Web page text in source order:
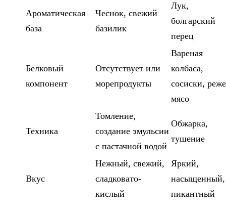
Ароматическая
база
Чеснок, свежий
базилик
Лук,
болгарский
перец
Белковый
компонент
Отсутствует или
морепродукты
Вареная
колбаса,
сосиски, реже
мясо
Техника
Томление,
создание эмульсии
с пастачной водой
Обжарка,
тушение
Вкус
Нежный, свежий,
сладковато-
кислый
Яркий,
насыщенный,
пикантный